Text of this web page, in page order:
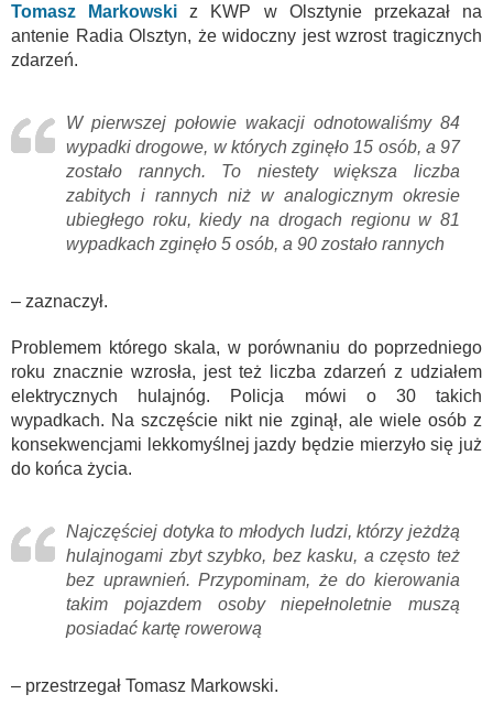
Tomasz Markowski z KWP w Olsztynie przekazał na
antenie Radia Olsztyn, że widoczny jest wzrost tragicznych
zdarzeń.
W pierwszej połowie wakacji odnotowaliśmy 84
wypadki drogowe, w których zginęło 15 osób, a 97
zostało rannych. To niestety większa liczba
zabitych i rannych niż w analogicznym okresie
ubiegłego roku, kiedy na drogach regionu w 81
wypadkach zginęło 5 osób, a 90 zostało rannych
– zaznaczył.
Problemem którego skala, w porównaniu do poprzedniego
roku znacznie wzrosła, jest też liczba zdarzeń z udziałem
elektrycznych hulajnóg. Policja mówi o 30 takich
wypadkach. Na szczęście nikt nie zginął, ale wiele osób z
konsekwencjami lekkomyślnej jazdy będzie mierzyło się już
do końca życia.
Najczęściej dotyka to młodych ludzi, którzy jeżdżą
hulajnogami zbyt szybko, bez kasku, a często też
bez uprawnień. Przypominam, że do kierowania
takim pojazdem osoby niepełnoletnie muszą
posiadać kartę rowerową
– przestrzegał Tomasz Markowski.